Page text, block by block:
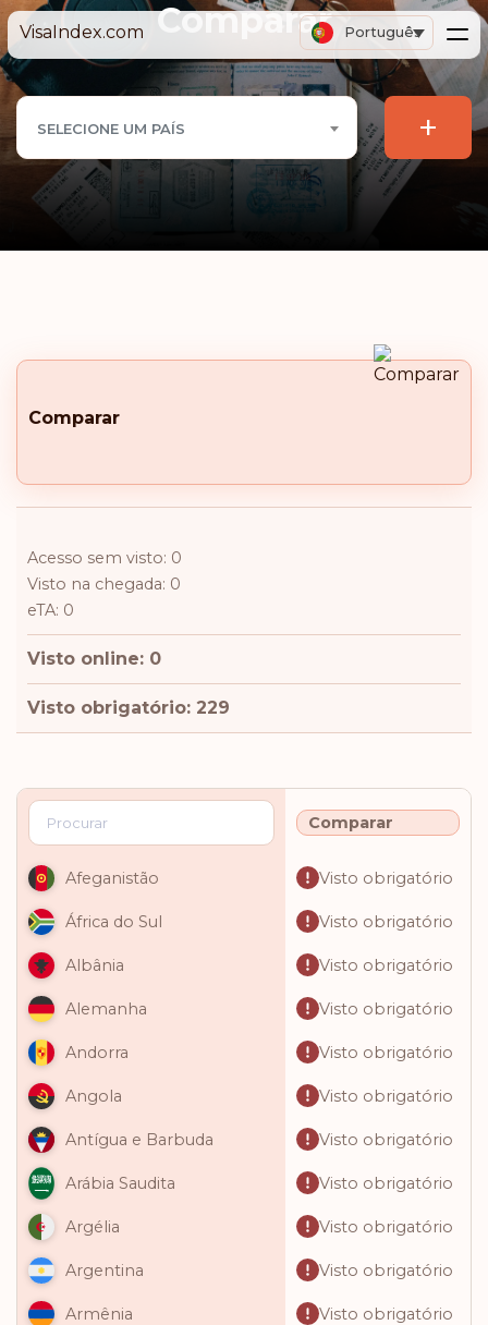
VisaIndex.com Português
Comparar
SELECIONE UM PAÍS +
Comparar
Acesso sem visto: 0
Visto na chegada: 0
eTA: 0
Visto online: 0
Visto obrigatório: 229
Comparar
Afeganistão Visto obrigatório
África do Sul Visto obrigatório
Albânia Visto obrigatório
Alemanha Visto obrigatório
Andorra Visto obrigatório
Angola Visto obrigatório
Antígua e Barbuda Visto obrigatório
Arábia Saudita Visto obrigatório
Argélia Visto obrigatório
Argentina Visto obrigatório
Armênia Visto obrigatório